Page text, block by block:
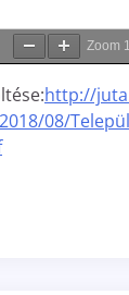
Zoom
http://
08/